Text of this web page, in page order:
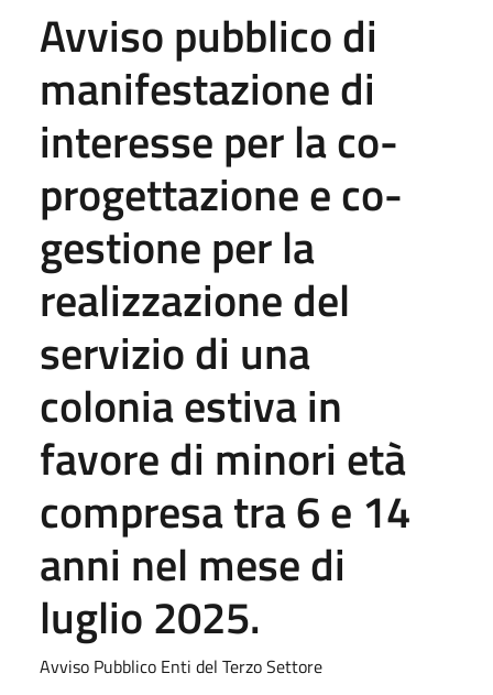
Avviso pubblico di
manifestazione di
interesse per la co-
progettazione e co-
gestione per la
realizzazione del
servizio di una
colonia estiva in
favore di minori età
compresa tra 6 e 14
anni nel mese di
luglio 2025.
Avviso Pubblico Enti del Terzo Settore